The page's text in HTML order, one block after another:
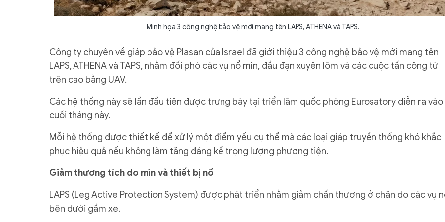
Minh họa 3 công nghệ bảo vệ mới mang tên LAPS, ATHENA và TAPS.
Công ty chuyên về giáp bảo vệ Plasan của Israel đã giới thiệu 3 công nghệ bảo vệ mới mang tên
LAPS, ATHENA và TAPS, nhằm đối phó các vụ nổ mìn, đầu đạn xuyên lõm và các cuộc tấn công từ
trên cao bằng UAV.
Các hệ thống này sẽ lần đầu tiên được trưng bày tại triển lãm quốc phòng Eurosatory diễn ra vào
cuối tháng này.
Mỗi hệ thống được thiết kế để xử lý một điểm yếu cụ thể mà các loại giáp truyền thống khó khắc
phục hiệu quả nếu không làm tăng đáng kể trọng lượng phương tiện.
Giảm thương tích do mìn và thiết bị nổ
LAPS (Leg Active Protection System) được phát triển nhằm giảm chấn thương ở chân do các vụ
bên dưới gầm xe.